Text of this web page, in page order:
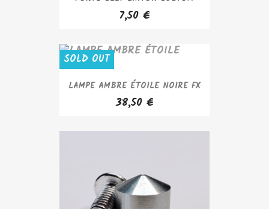
7,50 €
LAMPE AMBRE ÉTOILE NOIRE FX
38,50 €
SOLD OUT